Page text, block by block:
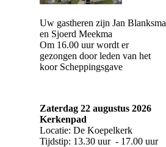
Uw gastheren zijn Jan Blanksma
en Sjoerd Meekma
Om 16.00 uur wordt er
gezongen door leden van het
koor Scheppingsgave
Zaterdag 22 augustus 2026
Kerkenpad
Locatie: De Koepelkerk
Tijdstip: 13.30 uur - 17.00 uur